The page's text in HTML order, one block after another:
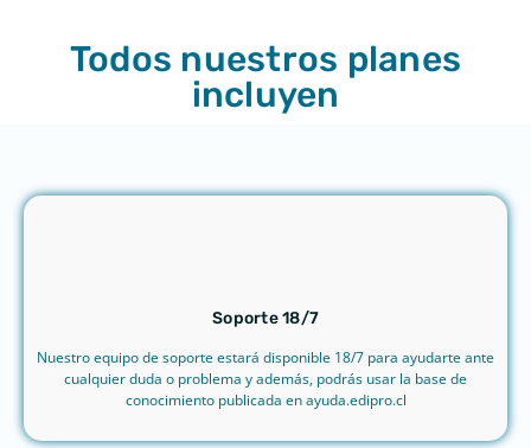
Todos nuestros planes
incluyen​
Soporte 18/7
Nuestro equipo de soporte estará disponible 18/7 para ayudarte ante
cualquier duda o problema y además, podrás usar la base de
conocimiento publicada en ayuda.edipro.cl